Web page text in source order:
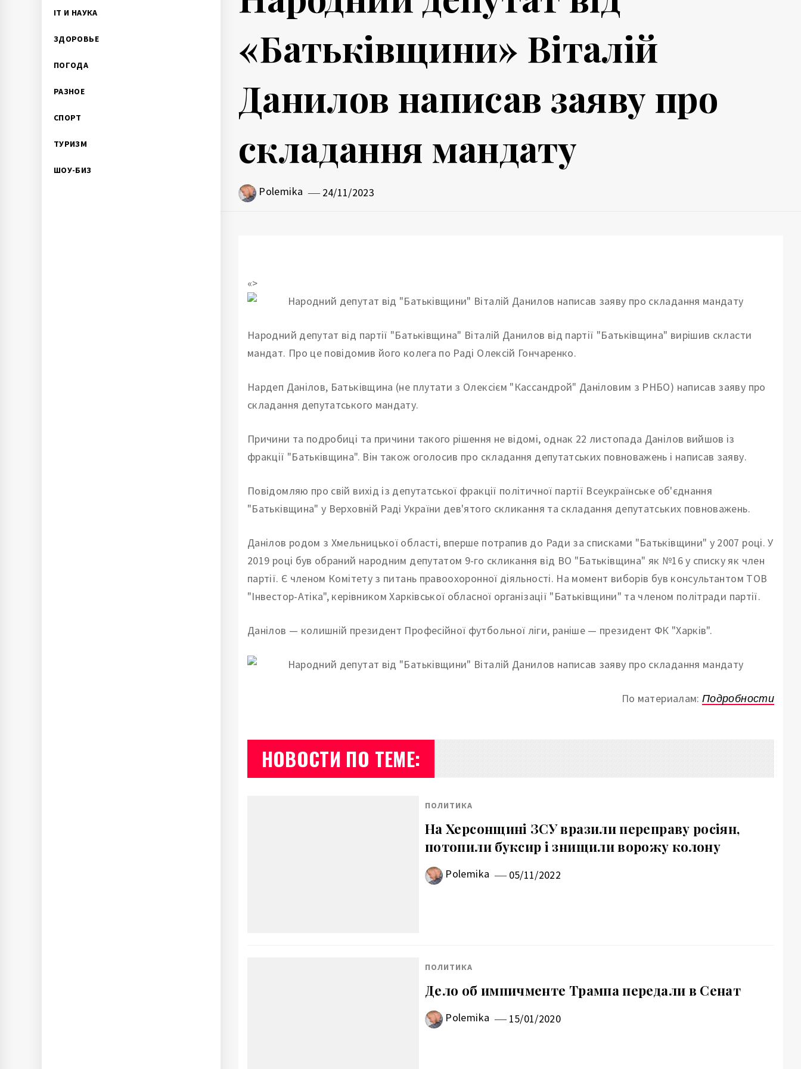
IT И НАУКА
ЗДОРОВЬЕ
ПОГОДА
РАЗНОЕ
СПОРТ
ТУРИЗМ
ШОУ-БИЗ
«Батьківщини» Віталій
Данилов написав заяву про
складання мандату
Polemika 24/11/2023
«>
Народний депутат від партії "Батьківщина" Віталій Данилов від партії "Батьківщина" вирішив скласти
мандат. Про це повідомив його колега по Раді Олексій Гончаренко.
Нардеп Данілов, Батьківщина (не плутати з Олексієм "Кассандрой" Даніловим з РНБО) написав заяву про
складання депутатського мандату.
Причини та подробиці та причини такого рішення не відомі, однак 22 листопада Данілов вийшов із
фракції "Батьківщина". Він також оголосив про складання депутатських повноважень і написав заяву.
Повідомляю про свій вихід із депутатської фракції політичної партії Всеукраїнське об'єднання
"Батьківщина" у Верховній Раді України дев'ятого скликання та складання депутатських повноважень.
Данілов родом з Хмельницької області, вперше потрапив до Ради за списками "Батьківщини" у 2007 році. У
2019 році був обраний народним депутатом 9-го скликання від ВО "Батьківщина" як №16 у списку як член
партії. Є членом Комітету з питань правоохоронної діяльності. На момент виборів був консультантом ТОВ
"Інвестор-Атіка", керівником Харківської обласної організації "Батьківщини" та членом політради партії.
Данілов — колишній президент Професійної футбольної ліги, раніше — президент ФК "Харків".
По материалам:Подробности
НОВОСТИ ПО ТЕМЕ:
ПОЛИТИКА
На Херсонщині ЗСУ вразили переправу росіян,
потопили буксир і знищили ворожу колону
Polemika 05/11/2022
ПОЛИТИКА
Дело об импичменте Трампа передали в Сенат
Polemika 15/01/2020